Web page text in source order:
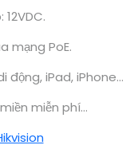
mạng PoE.
động, iPad, iPhone…
miễn phí…